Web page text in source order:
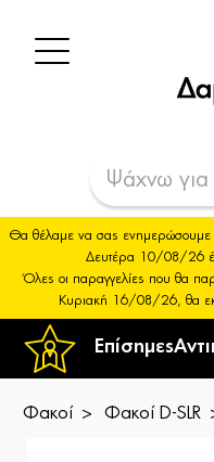
Επίσημες
Θα θέλαμε να σας ενημερώσουμε
Δευτέρα 10/08/26
Όλες οι παραγγελίες που θα
Κυριακή 16/08/26, θα
Φακοί Φακοί D-SLR